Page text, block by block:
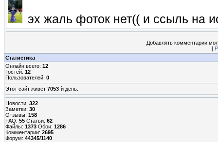
эх жаль фоток нет(( и ссыль на
Добавлять комментарии
[
Статистика
Онлайн всего: 12
Гостей: 12
Пользователей: 0
Этот сайт живет 7053-й день.
Новости: 322
Заметки: 30
Отзывы: 158
FAQ: 55 Статьи: 62
Файлы: 1373 Обои: 1286
Комментарии: 2695
Форум: 44345/1140